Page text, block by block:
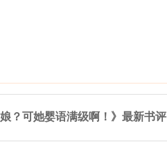
娘？可她婴语满级啊！》最新书评